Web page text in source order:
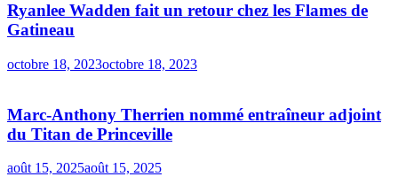
Ryanlee Wadden fait un retour chez les Flames de
Gatineau
octobre 18, 2023octobre 18, 2023
Marc-Anthony Therrien nommé entraîneur adjoint
du Titan de Princeville
août 15, 2025août 15, 2025